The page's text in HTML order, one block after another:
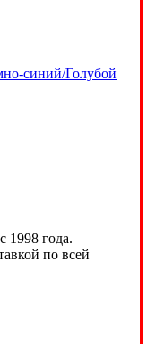
синий/Голубой
1998 года.
по всей